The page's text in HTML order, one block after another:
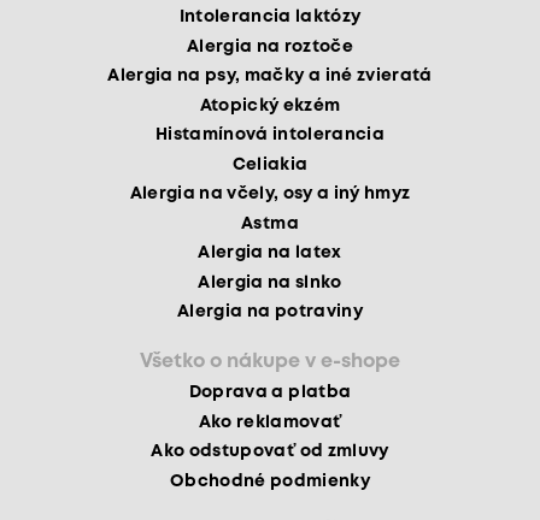
Intolerancia laktózy
Alergia na roztoče
Alergia na psy, mačky a iné zvieratá
Atopický ekzém
Histamínová intolerancia
Celiakia
Alergia na včely, osy a iný hmyz
Astma
Alergia na latex
Alergia na slnko
Alergia na potraviny
Všetko o nákupe v e-shope
Doprava a platba
Ako reklamovať
Ako odstupovať od zmluvy
Obchodné podmienky